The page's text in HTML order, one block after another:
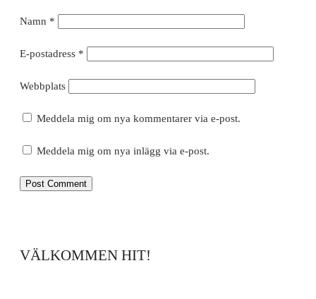
Namn *
E-postadress *
Webbplats
Meddela mig om nya kommentarer via e-post.
Meddela mig om nya inlägg via e-post.
VÄLKOMMEN HIT!